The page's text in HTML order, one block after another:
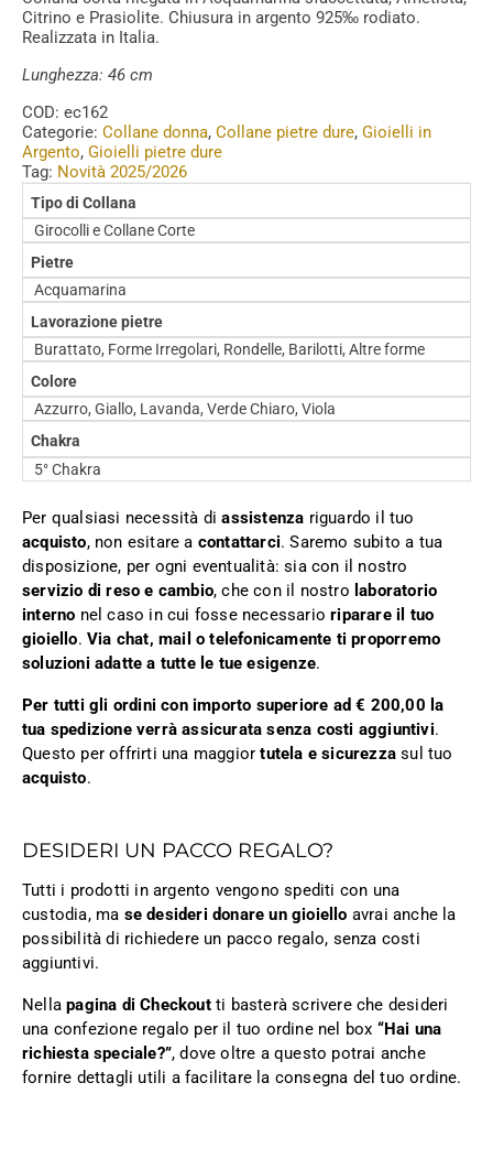
Citrino e Prasiolite. Chiusura in argento 925‰ rodiato.
Realizzata in Italia.
Lunghezza: 46 cm
COD: ec162
Categorie: Collane donna, Collane pietre dure, Gioielli in
Argento, Gioielli pietre dure
Tag: Novità 2025/2026
Tipo di Collana
Girocolli e Collane Corte
Pietre
Acquamarina
Lavorazione pietre
Burattato, Forme Irregolari, Rondelle, Barilotti, Altre forme
Colore
Azzurro, Giallo, Lavanda, Verde Chiaro, Viola
Chakra
5° Chakra
Per qualsiasi necessità diassistenza riguardo il tuo
acquisto, non esitare a contattarci. Saremo subito a tua
disposizione, per ogni eventualità: sia con il nostro
servizio di reso e cambio, che con il nostro laboratorio
interno nel caso in cui fosse necessarioriparare il tuo
gioiello.Via chat, mail o telefonicamente ti proporremo
soluzioni adatte a tutte le tue esigenze.
Per tutti gli ordini con importo superiore ad € 200,00 la
tua spedizione verrà assicurata senza costi aggiuntivi.
Questo per offrirti una maggiortutela e sicurezza sul tuo
acquisto.
DESIDERI UN PACCO REGALO?
Tutti i prodotti in argento vengono spediti con una
custodia, ma se desideri donare un gioiello avrai anche la
possibilità di richiedere un pacco regalo, senza costi
aggiuntivi.
Nellapagina di Checkoutti basterà scrivere che desideri
una confezione regalo per il tuo ordine nel box “Hai una
richiesta speciale?”, dove oltre a questo potrai anche
fornire dettagli utili a facilitare la consegna del tuo ordine.